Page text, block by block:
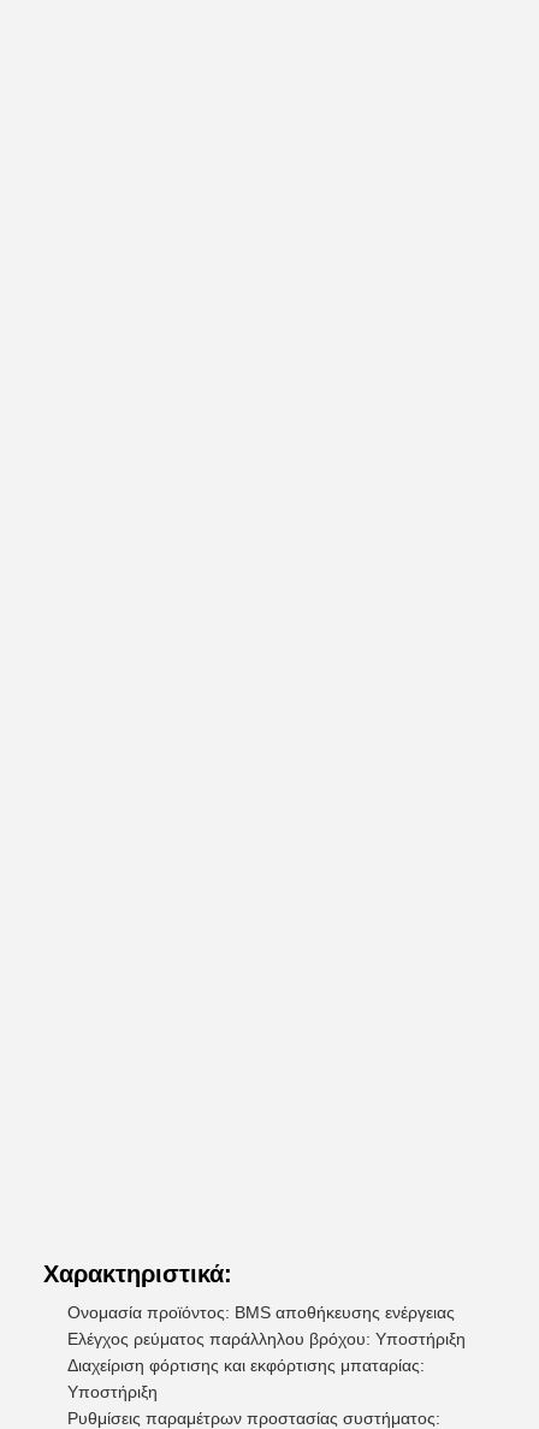
Χαρακτηριστικά:
Ονομασία προϊόντος: BMS αποθήκευσης ενέργειας
Ελέγχος ρεύματος παράλληλου βρόχου: Υποστήριξη
Διαχείριση φόρτισης και εκφόρτισης μπαταρίας:
Υποστήριξη
Ρυθμίσεις παραμέτρων προστασίας συστήματος: